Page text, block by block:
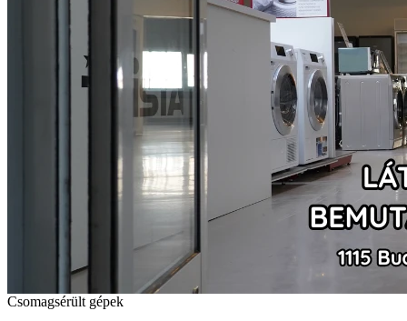
Csomagsérült gépek